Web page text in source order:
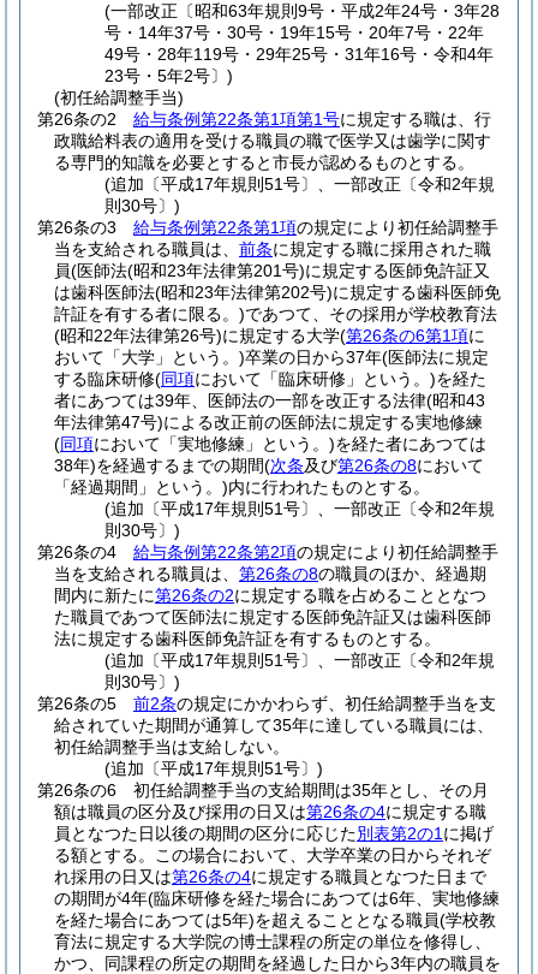
(一部改正〔昭和63年規則9号・平成2年24号・3年28
号・14年37号・30号・19年15号・20年7号・22年
49号・28年119号・29年25号・31年16号・令和4年
23号・5年2号〕)
(初任給調整手当)
第26条の2
給与条例第22条第1項第1号に規定する職は、行
政職給料表の適用を受ける職員の職で医学又は歯学に関す
る専門的知識を必要とすると市長が認めるものとする。
(追加〔平成17年規則51号〕、一部改正〔令和2年規
則30号〕)
第26条の3
給与条例第22条第1項の規定により初任給調整手
当を支給される職員は、 前条に規定する職に採用された職
員(医師法(昭和23年法律第201号)に規定する医師免許証又
は歯科医師法(昭和23年法律第202号)に規定する歯科医師免
許証を有する者に限る。)であつて、その採用が学校教育法
(昭和22年法律第26号)に規定する大学(第26条の6第1項に
おいて「大学」という。)卒業の日から37年(医師法に規定
する臨床研修(同項において「臨床研修」という。)を経た
者にあつては39年、医師法の一部を改正する法律(昭和43
年法律第47号)による改正前の医師法に規定する実地修練
(同項において「実地修練」という。)を経た者にあつては
38年)を経過するまでの期間(次条及び第26条の8において
「経過期間」という。)内に行われたものとする。
(追加〔平成17年規則51号〕、一部改正〔令和2年規
則30号〕)
第26条の4
給与条例第22条第2項の規定により初任給調整手
当を支給される職員は、 第26条の8の職員のほか、経過期
間内に新たに第26条の2に規定する職を占めることとなつ
た職員であつて医師法に規定する医師免許証又は歯科医師
法に規定する歯科医師免許証を有するものとする。
(追加〔平成17年規則51号〕、一部改正〔令和2年規
則30号〕)
第26条の5
前2条の規定にかかわらず、初任給調整手当を支
給されていた期間が通算して35年に達している職員には、
初任給調整手当は支給しない。
(追加〔平成17年規則51号〕)
第26条の6
初任給調整手当の支給期間は35年とし、その月
額は職員の区分及び採用の日又は第26条の4に規定する職
員となつた日以後の期間の区分に応じた別表第2の1 に掲げ
る額とする。
この場合において、大学卒業の日からそれぞ
れ採用の日又は第26条の4に規定する職員となつた日まで
の期間が4年(臨床研修を経た場合にあつては6年、実地修練
を経た場合にあつては5年)を超えることとなる職員(学校教
育法に規定する大学院の博士課程の所定の単位を修得し、
かつ、同課程の所定の期間を経過した日から3年内の職員を